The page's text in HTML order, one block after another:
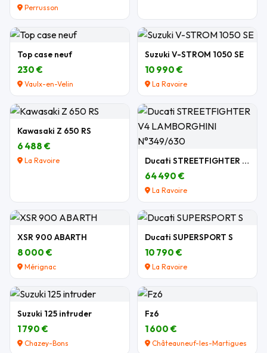
Perrusson
Top case neuf
230 €
Vaulx-en-Velin
Suzuki V-STROM 1050 SE
10 990 €
La Ravoire
Kawasaki Z 650 RS
6 488 €
La Ravoire Ducati STREETFIGHTER V4 LAMBORGHINI N°349/630
64 490 €
La Ravoire
XSR 900 ABARTH
8 000 €
Mérignac
Ducati SUPERSPORT S
10 790 €
La Ravoire
Suzuki 125 intruder
1 790 €
Chazey-Bons
Fz6
1 600 €
Châteauneuf-les-Martigues